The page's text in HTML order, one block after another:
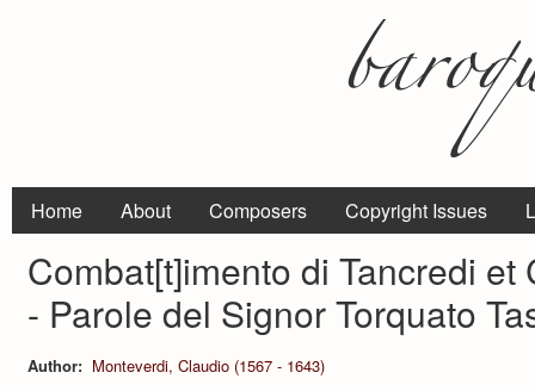
Home About Composers Copyright Issues
Combat[t]imento di Tancredi et
- Parole del Signor Torquato
Author: Monteverdi, Claudio (1567 - 1643)